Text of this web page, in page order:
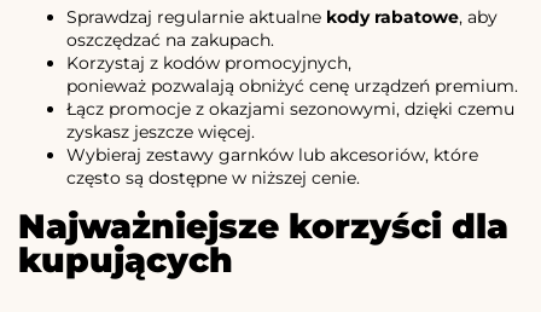
Sprawdzaj regularnie aktualne kody rabatowe, aby
oszczędzać na zakupach.
Korzystaj z kodów promocyjnych,
ponieważ pozwalają obniżyć cenę urządzeń premium.
Łącz promocje z okazjami sezonowymi, dzięki czemu
zyskasz jeszcze więcej.
Wybieraj zestawy garnków lub akcesoriów, które
często są dostępne w niższej cenie.
Najważniejsze korzyści dla
kupujących